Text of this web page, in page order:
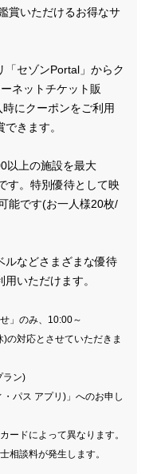
賞いただけるお得なサ
「セゾンPortal」からク
ネットチケット販
にクーポンをご利用
きます。
以上の施設を最大
す。特別優待として映
能です(お一人様20枚/
ルなどさまざまな優待
いただけます。
」のみ、10:00～
の対応とさせていただきま
ラン)
パス アプリ)」へのお申し
ードによって異なります。
相談料が発生します。